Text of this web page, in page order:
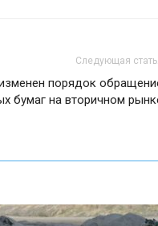
Следующая
порядок
бумаг на вторичном